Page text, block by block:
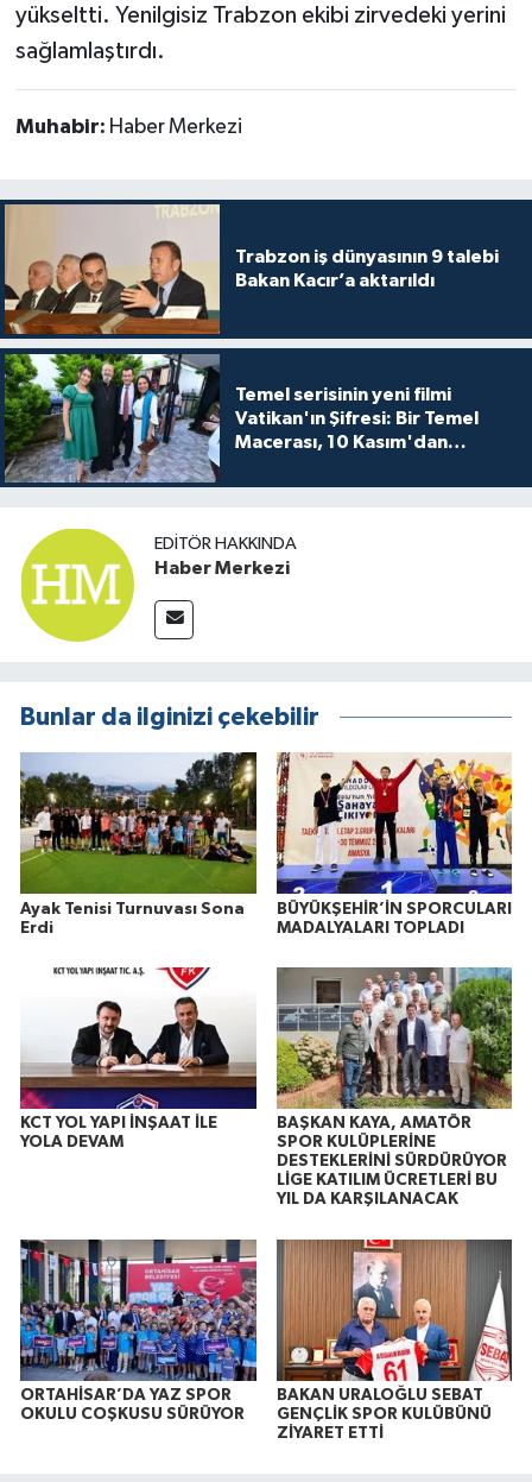
yükseltti. Yenilgisiz Trabzon ekibi zirvedeki yerini
sağlamlaştırdı.
Muhabir: Haber Merkezi
Trabzon iş dünyasının 9 talebi
Bakan Kacır’a aktarıldı
Temel serisinin yeni filmi
Vatikan'ın Şifresi: Bir Temel
Macerası, 10 Kasım'dan
buluşuyo
EDITÖR HAKKINDA
Haber Merkezi
Bunlar da ilginizi çekebilir
Ayak Tenisi Turnuvası Sona
Erdi
BÜYÜKŞEHİR’İN SPORCULARI
MADALYALARI TOPLADI
KCT YOL YAPI İNŞAAT İLE
YOLA DEVAM
BAŞKAN KAYA, AMATÖR
SPOR KULÜPLERİNE
DESTEKLERİNİ SÜRDÜRÜYOR
LİGE KATILIM ÜCRETLERİ BU
YIL DA KARŞILANACAK
ORTAHİSAR’DA YAZ SPOR
OKULU COŞKUSU SÜRÜYOR
BAKAN URALOĞLU SEBAT
GENÇLİK SPOR KULÜBÜNÜ
ZİYARET ETTİ